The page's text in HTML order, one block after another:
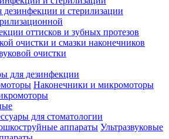
и стерилизации
оттисков и зубных протезов
очистки и смазки наконечников
очистки
для дезинфекции
Наконечники и микромоторы
для стоматологии
аппараты Ультразвуковые